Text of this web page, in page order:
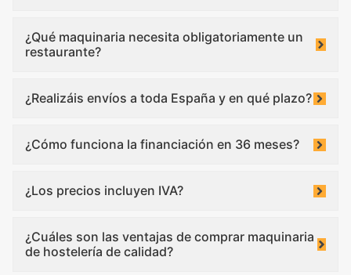
¿Qué maquinaria necesita obligatoriamente un
restaurante?
¿Realizáis envíos a toda España y en qué plazo?
¿Cómo funciona la financiación en 36 meses?
¿Los precios incluyen IVA?
¿Cuáles son las ventajas de comprar maquinaria
de hostelería de calidad?